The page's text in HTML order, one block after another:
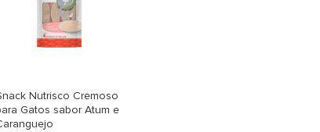
Nutrisco Cremoso
Gatos sabor Atum e